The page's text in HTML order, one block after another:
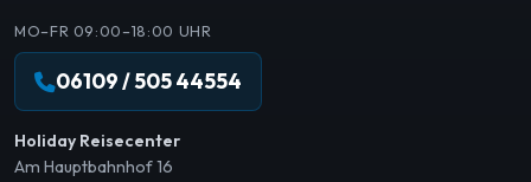
MO–FR 09:00–18:00 UHR
06109 / 505 44554
Holiday Reisecenter
Am Hauptbahnhof 16